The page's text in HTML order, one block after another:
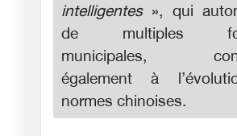
intelligentes», qui
de multiples
municipales,
également à
normes chinoises.